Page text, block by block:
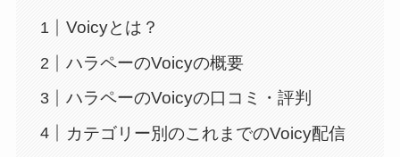
Voicyとは？
ハラペーのVoicyの概要
ハラペーのVoicyの口コミ・評判
カテゴリー別のこれまでのVoicy配信